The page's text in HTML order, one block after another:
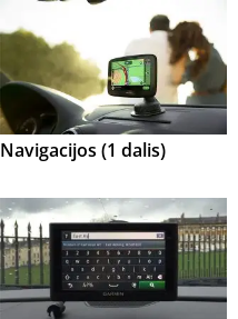
Navigacijos (1 dalis)